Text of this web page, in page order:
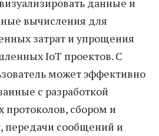
вычисления для
затрат и упрощения
IoT проектов. С
может эффективно
с разработкой
сбором и
передачи сообщений и